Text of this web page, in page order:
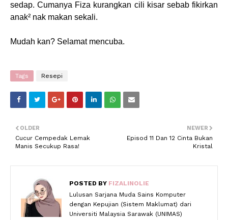
sedap. Cumanya Fiza kurangkan cili kisar sebab fikirkan
anak² nak makan sekali.
Mudah kan? Selamat mencuba.
Tags Resepi
NEWER
Episod 11 Dan 12 Cinta Bukan
Kristal
OLDER
Cucur Cempedak Lemak
Manis Secukup Rasa!
POSTED BY FIZALINOLIE
Lulusan Sarjana Muda Sains Komputer
dengan Kepujian (Sistem Maklumat) dari
Universiti Malaysia Sarawak (UNIMAS)